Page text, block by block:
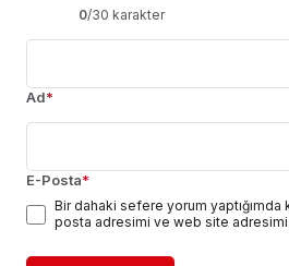
0/30 karakter
Ad*
E-Posta*
Bir dahaki sefere yorum yaptığımda
posta adresimi ve web site adresimi